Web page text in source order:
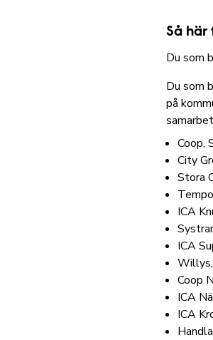
Så här
Du som
Du som
på
Coop,
City
Stora
ICA
ICA
Coop
ICA
ICA